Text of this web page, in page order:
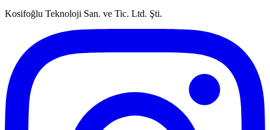
Kosifoğlu Teknoloji San. ve Tic. Ltd. Şti.